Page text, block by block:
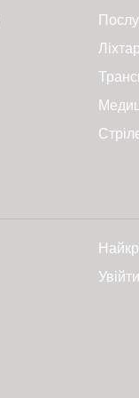
Увійти